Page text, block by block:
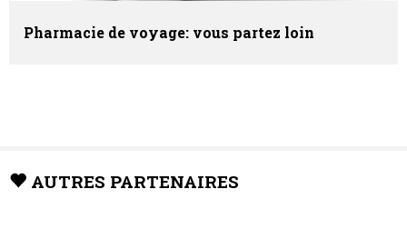
Pharmacie de voyage: vous partez loin
AUTRES PARTENAIRES